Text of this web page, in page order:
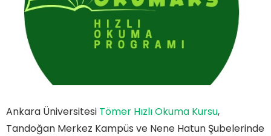
Ankara Üniversitesi Tömer Hızlı Okuma Kursu,
Tandoğan Merkez Kampüs ve Nene Hatun Şubelerinde